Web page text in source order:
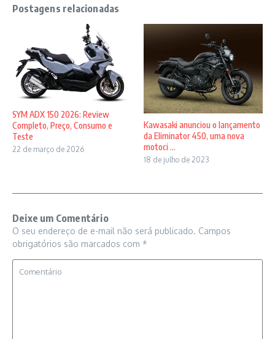
Postagens relacionadas
SYM ADX 150 2026: Review
Completo, Preço, Consumo e
Teste
22 de março de 2026
Kawasaki anunciou o lançamento
da Eliminator 450, uma nova
motoci ...
18 de julho de 2023
Deixe um Comentário
O seu endereço de e-mail não será publicado. Campos
obrigatórios são marcados com *